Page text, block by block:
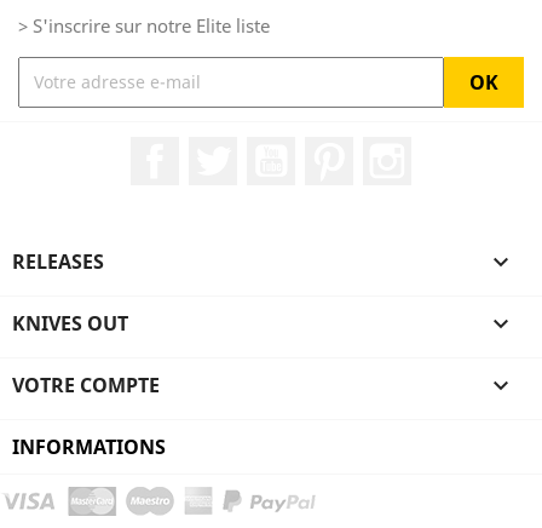
> S'inscrire sur notre Elite liste
RELEASES 
KNIVES OUT 
VOTRE COMPTE 
INFORMATIONS